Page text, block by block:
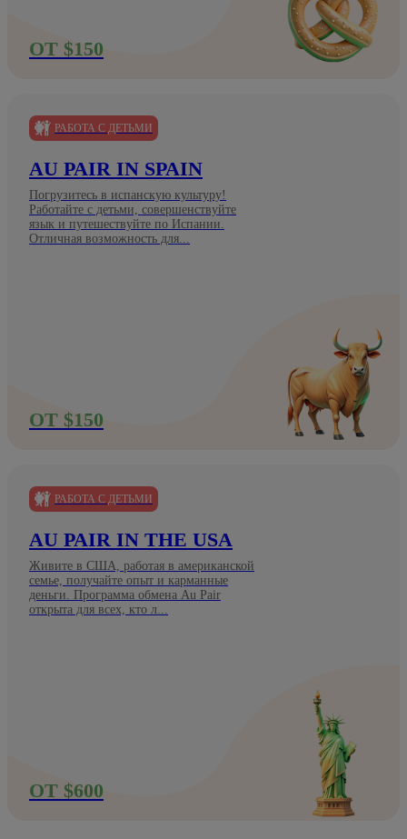
ОТ $150
РАБОТА С ДЕТЬМИ
AU PAIR IN SPAIN
Погрузитесь в испанскую культуру!
Работайте с детьми, совершенствуйте
язык и путешествуйте по Испании.
Отличная возможность для...
ОТ $150
РАБОТА С ДЕТЬМИ
AU PAIR IN THE USA
Живите в США, работая в американской
семье, получайте опыт и карманные
деньги. Программа обмена Au Pair
открыта для всех, кто л...
ОТ $600